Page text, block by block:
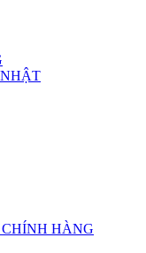
HÀNG